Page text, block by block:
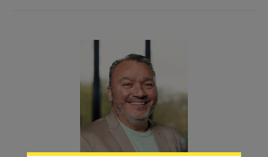
Wir setzen Cookies und andere Technologien ein, um Ihnen
ein bestmögliches Nutzungserlebnis unserer Website zu
ermöglichen. Wir verwenden Ihre Daten, um unsere
Website zu personalisieren und Ihnen möglichst relevante
Inhalte anzubieten. Ihre Einwilligung in die Nutzung von
Cookies und anderer Technologien ist freiwillig und kann